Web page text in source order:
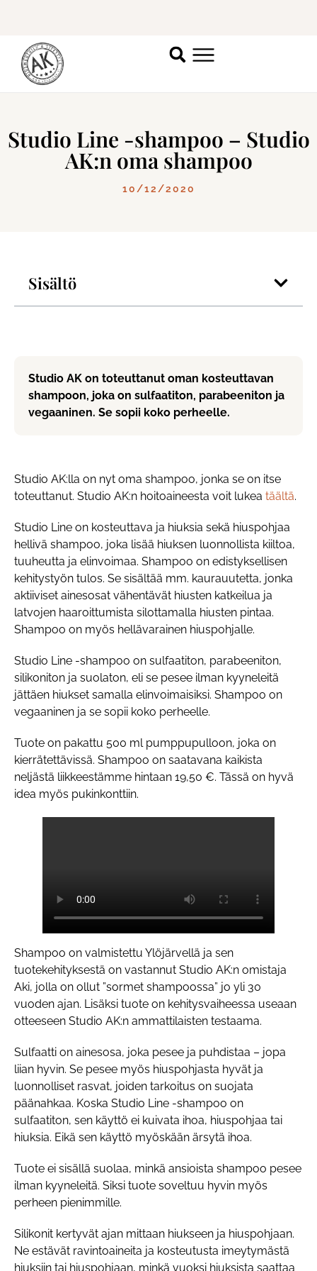
Studio Line -shampoo – Studio
AK:n oma shampoo
10/12/2020
Sisältö
Studio AK on toteuttanut oman kosteuttavan
shampoon, joka on sulfaatiton, parabeeniton ja
vegaaninen. Se sopii koko perheelle.
Studio AK:lla on nyt oma shampoo, jonka se on itse
toteuttanut. Studio AK:n hoitoaineesta voit lukea täältä.
Studio Line on kosteuttava ja hiuksia sekä hiuspohjaa
hellivä shampoo, joka lisää hiuksen luonnollista kiiltoa,
tuuheutta ja elinvoimaa. Shampoo on edistyksellisen
kehitystyön tulos. Se sisältää mm. kaurauutetta, jonka
aktiiviset ainesosat vähentävät hiusten katkeilua ja
latvojen haaroittumista silottamalla hiusten pintaa.
Shampoo on myös hellävarainen hiuspohjalle.
Studio Line -shampoo on sulfaatiton, parabeeniton,
silikoniton ja suolaton, eli se pesee ilman kyyneleitä
jättäen hiukset samalla elinvoimaisiksi. Shampoo on
vegaaninen ja se sopii koko perheelle.
Tuote on pakattu 500 ml pumppupulloon, joka on
kierrätettävissä. Shampoo on saatavana kaikista
neljästä liikkeestämme hintaan 19,50 €. Tässä on hyvä
idea myös pukinkonttiin.
Shampoo on valmistettu Ylöjärvellä ja sen
tuotekehityksestä on vastannut Studio AK:n omistaja
Aki, jolla on ollut ”sormet shampoossa” jo yli 30
vuoden ajan. Lisäksi tuote on kehitysvaiheessa useaan
otteeseen Studio AK:n ammattilaisten testaama.
Sulfaatti on ainesosa, joka pesee ja puhdistaa – jopa
liian hyvin. Se pesee myös hiuspohjasta hyvät ja
luonnolliset rasvat, joiden tarkoitus on suojata
päänahkaa. Koska Studio Line -shampoo on
sulfaatiton, sen käyttö ei kuivata ihoa, hiuspohjaa tai
hiuksia. Eikä sen käyttö myöskään ärsytä ihoa.
Tuote ei sisällä suolaa, minkä ansioista shampoo pesee
ilman kyyneleitä. Siksi tuote soveltuu hyvin myös
perheen pienimmille.
Silikonit kertyvät ajan mittaan hiukseen ja hiuspohjaan.
Ne estävät ravintoaineita ja kosteutusta imeytymästä
hiuksiin tai hiuspohjaan, minkä vuoksi hiuksista saattaa